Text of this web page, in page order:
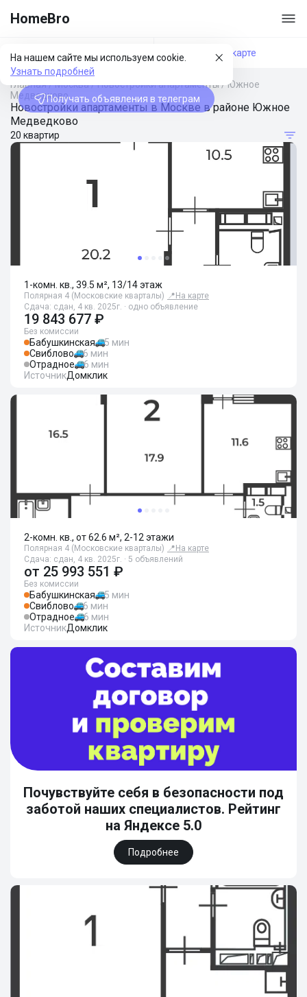
HomeBro
На нашем сайте мы используем cookie.
Узнать подробней
Получать объявления в телеграм
Фильтры На карте
Главная/Москва/Новостройки апартаменты/ Южное
Медведково
Новостройки апартаменты в Москве в районе Южное
Медведково
20 квартир
1-комн. кв., 39.5 м², 13/14 этаж
Полярная 4 (Московские кварталы) 📍 На карте
Сдача: сдан, 4 кв. 2025г. · одно объявление
19 843 677 ₽
Без комиссии
Бабушкинская
5 мин
Свиблово
6 мин
Отрадное
6 мин
ИсточникДомклик
2-комн. кв., от 62.6 м², 2-12 этажи
Полярная 4 (Московские кварталы) 📍 На карте
Сдача: сдан, 4 кв. 2025г. · 5 объявлений
от 25 993 551 ₽
Без комиссии
Бабушкинская
5 мин
Свиблово
6 мин
Отрадное
6 мин
ИсточникДомклик
Почувствуйте себя в безопасности под
заботой наших специалистов. Рейтинг
на Яндексе 5.0
Подробнее